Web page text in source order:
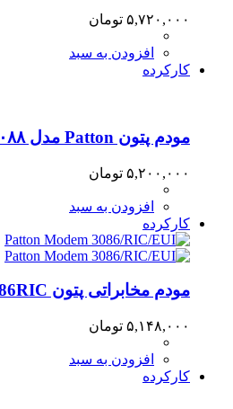
۵,۷۲۰,۰۰۰ تومان
افزودن به سبد
کارکرده
مودم پتون Patton مدل ۳۰۸۸-c
۵,۲۰۰,۰۰۰ تومان
افزودن به سبد
کارکرده
مودم مخابراتی پتون 3086RIC
۵,۱۴۸,۰۰۰ تومان
افزودن به سبد
کارکرده